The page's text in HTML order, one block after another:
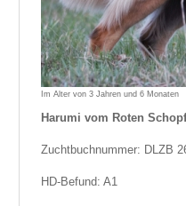
Im Alter von 3 Jahren und 6 Monaten
Harumi vom Roten Schopf
Zuchtbuchnummer: DLZB
HD-Befund: A1